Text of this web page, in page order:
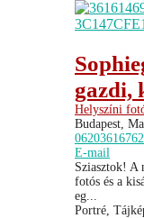
gazdi,
Helyszíni
Budapest,
06203616762
E-mail
Sziasztok! A
fotós és a
eg...
Portré,